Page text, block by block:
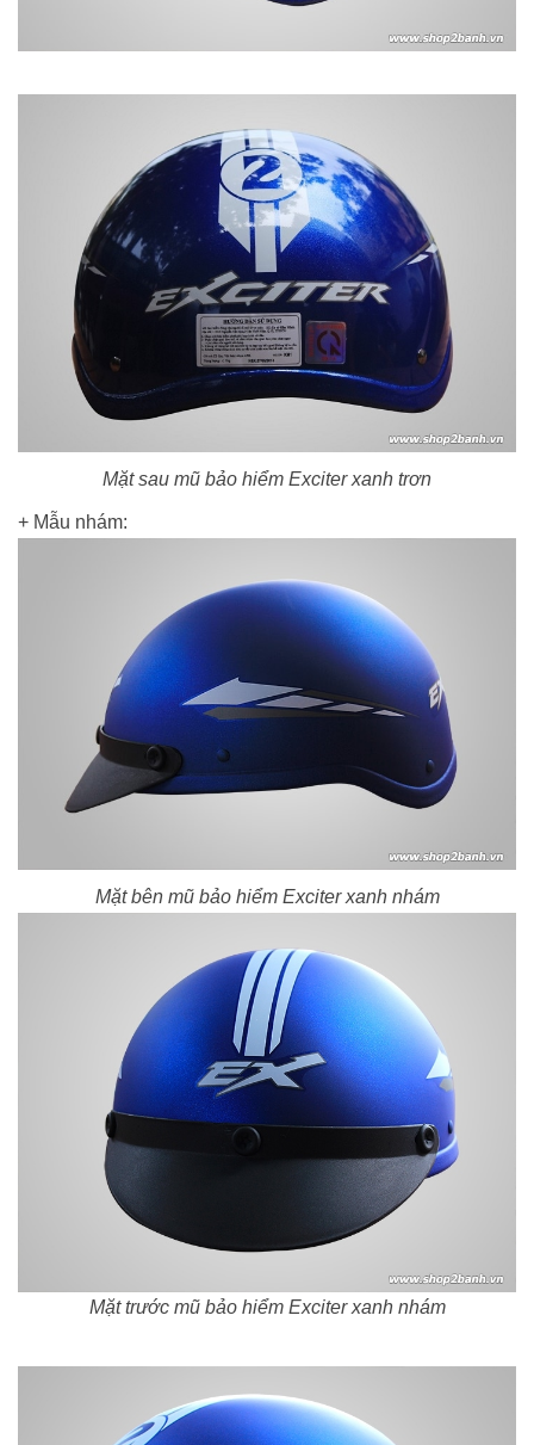
Mặt sau mũ bảo hiểm Exciter xanh trơn
+ Mẫu nhám:
Mặt bên mũ bảo hiểm Exciter xanh nhám
Mặt trước mũ bảo hiểm Exciter xanh nhám